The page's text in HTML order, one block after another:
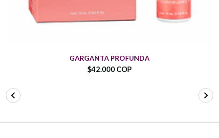
GARGANTA PROFUNDA
$42.000 COP